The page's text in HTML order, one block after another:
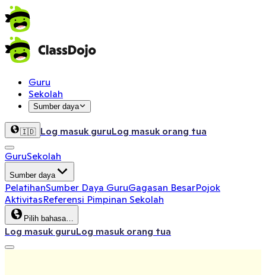
Guru
Sekolah
Sumber daya
🇮🇩 Log masuk guruLog masuk orang tua
GuruSekolah
Sumber daya
PelatihanSumber Daya GuruGagasan BesarPojok
AktivitasReferensi Pimpinan Sekolah
Pilih bahasa…
Log masuk guruLog masuk orang tua